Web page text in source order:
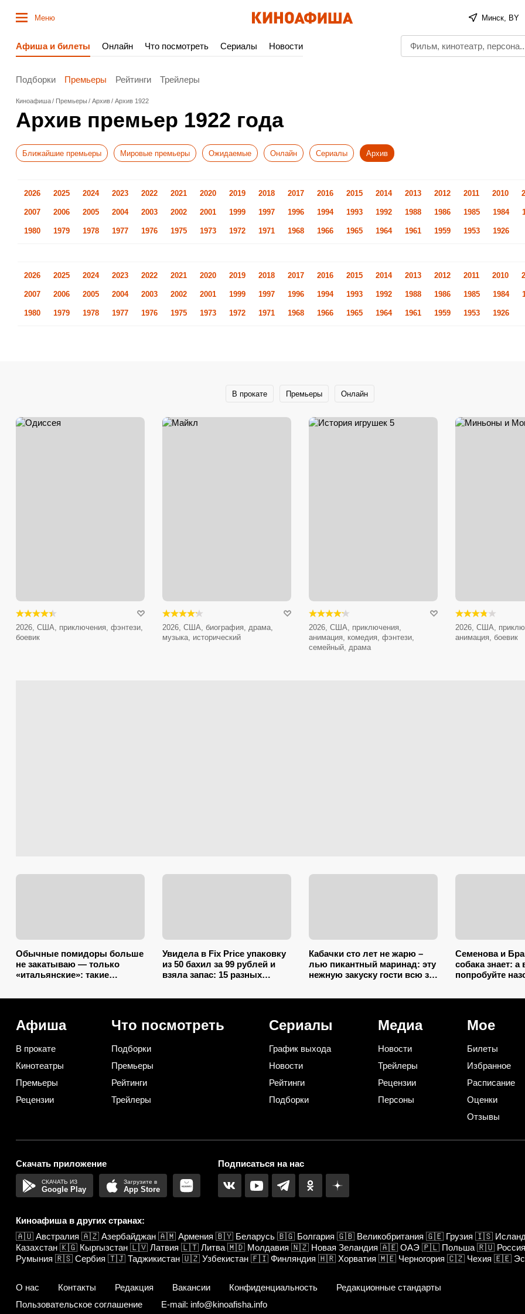
Меню Минск, BY
Афиша и билеты Онлайн Что посмотреть Сериалы Новости
Подборки Премьеры Рейтинги Трейлеры
Киноафиша Премьеры Архив Архив 1922
Архив премьер 1922 года
Ближайшие премьеры Мировые премьеры Ожидаемые Онлайн Сериалы Архив
2026 2025 2024 2023 2022 2021 2020 2019 2018 2017 2016 2015 2014 2013 2012 2011 2010
2007 2006 2005 2004 2003 2002 2001 1999 1997 1996 1994 1993 1992 1988 1986 1985 1984
1980 1979 1978 1977 1976 1975 1973 1972 1971 1968 1966 1965 1964 1961 1959 1953 1926
2026 2025 2024 2023 2022 2021 2020 2019 2018 2017 2016 2015 2014 2013 2012 2011 2010
2007 2006 2005 2004 2003 2002 2001 1999 1997 1996 1994 1993 1992 1988 1986 1985 1984
1980 1979 1978 1977 1976 1975 1973 1972 1971 1968 1966 1965 1964 1961 1959 1953 1926
В прокате Премьеры Онлайн
2026, США, приключения, фэнтези,
боевик
2026, США, биография, драма,
музыка, исторический
2026, США, приключения,
анимация, комедия, фэнтези,
семейный, драма
2026, США,
анимация, боевик
Обычные помидоры больше
не закатываю — только
«итальянские»: такие
Увидела в Fix Price упаковку
из 50 бахил за 99 рублей и
взяла запас: 15 разных
Кабачки сто лет не жарю –
лью пикантный маринад: эту
нежную закуску гости всю за
Семенова и
собака знает: а
попробуйте
Афиша
В прокате
Кинотеатры
Премьеры
Рецензии
Что посмотреть
Подборки
Премьеры
Рейтинги
Трейлеры
Сериалы
График выхода
Новости
Рейтинги
Подборки
Медиа
Новости
Трейлеры
Рецензии
Персоны
Мое
Билеты
Избранное
Расписание
Оценки
Отзывы
Скачать приложение
Google Play App Store
Подписаться на нас
Киноафиша в других странах:
🇦🇺 Австралия 🇦🇿 Азербайджан 🇦🇲 Армения 🇧🇾 Беларусь 🇧🇬 Болгария 🇬🇧 Великобритания 🇬🇪 Грузия 🇮🇸
Казахстан 🇰🇬 Кыргызстан 🇱🇻 Латвия 🇱🇹 Литва 🇲🇩 Молдавия 🇳🇿 Новая Зеландия 🇦🇪 ОАЭ 🇵🇱 Польша 🇷🇺 Россия
Румыния 🇷🇸 Сербия 🇹🇯 Таджикистан 🇺🇿 Узбекистан 🇫🇮 Финляндия 🇭🇷 Хорватия 🇲🇪 Черногория 🇨🇿 Чехия 🇪🇪
О нас Контакты Редакция Вакансии Конфиденциальность
Редакционные стандарты
Пользовательское соглашение
E-mail: info@kinoafisha.info